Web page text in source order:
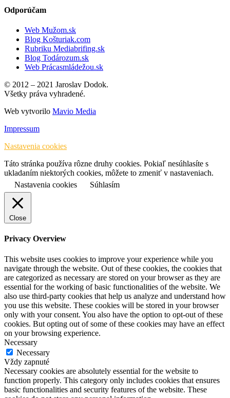
Odporúčam
Web Mužom.sk
Blog Košturiak.com
Rubriku Mediabrifing.sk
Blog Todározum.sk
Web Prácasmládežou.sk
© 2012 – 2021 Jaroslav Dodok.
Všetky práva vyhradené.
Web vytvorilo Mavio Media
Impressum
Nastavenia cookies
Táto stránka používa rôzne druhy cookies. Pokiaľ nesúhlasíte s
ukladaním niektorých cookies, môžete to zmeniť v nastaveniach.
Nastavenia cookies
Súhlasím
Close
Privacy Overview
This website uses cookies to improve your experience while you
navigate through the website. Out of these cookies, the cookies that
are categorized as necessary are stored on your browser as they are
essential for the working of basic functionalities of the website. We
also use third-party cookies that help us analyze and understand how
you use this website. These cookies will be stored in your browser
only with your consent. You also have the option to opt-out of these
cookies. But opting out of some of these cookies may have an effect
on your browsing experience.
Necessary
Necessary
Vždy zapnuté
Necessary cookies are absolutely essential for the website to
function properly. This category only includes cookies that ensures
basic functionalities and security features of the website. These